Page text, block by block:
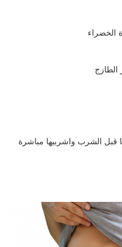
الخضراء
قبل الشرب واشربيها مباشرة